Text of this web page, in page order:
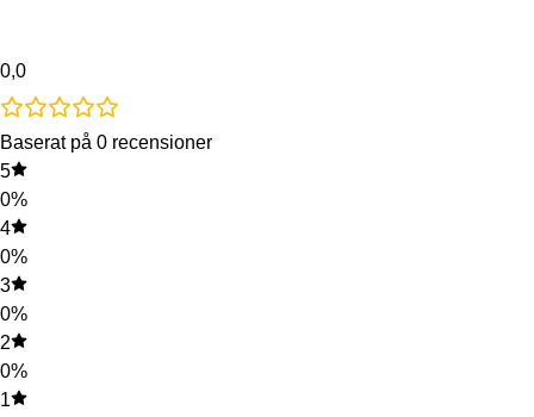
0,0
Baserat på 0 recensioner
5
0%
4
0%
3
0%
2
0%
1